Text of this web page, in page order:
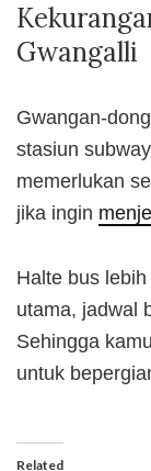
Gwangalli
Gwangan-
stasiun
memerlukan
jika ingin
Halte bus
utama, jadwal
Sehingga
untuk
Related